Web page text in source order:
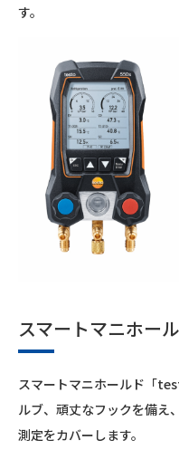
す。
スマートマニホー
スマートマニホールド「
ルブ、頑丈なフックを備え
測定をカバーします。